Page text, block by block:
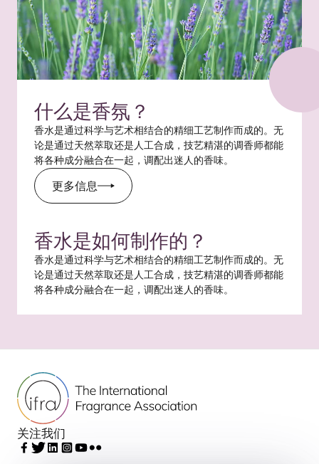
什么是香氛？
香水是通过科学与艺术相结合的精细工艺制作而成的。无
论是通过天然萃取还是人工合成，技艺精湛的调香师都能
将各种成分融合在一起，调配出迷人的香味。
更多信息
香水是如何制作的？
香水是通过科学与艺术相结合的精细工艺制作而成的。无
论是通过天然萃取还是人工合成，技艺精湛的调香师都能
将各种成分融合在一起，调配出迷人的香味。
关注我们